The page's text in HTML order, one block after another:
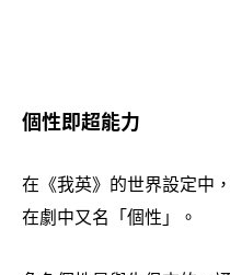
個性即超能力
在《我英》的世界設定中
在劇中又名「個性」。